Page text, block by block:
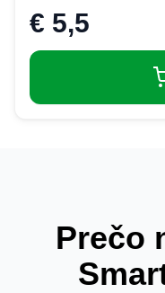
€ 5,5
Prečo